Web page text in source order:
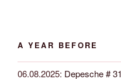
A YEAR BEFORE
06.08.2025: Depesche #